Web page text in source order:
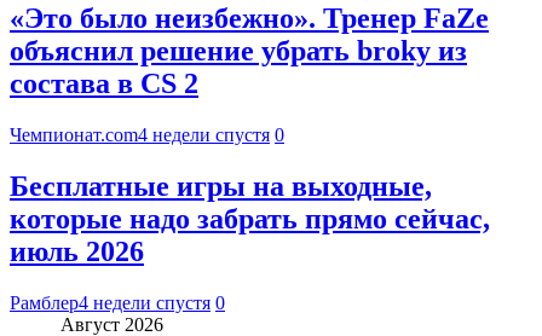
«Это было неизбежно». Тренер FaZe
объяснил решение убрать broky из
состава в CS 2
Чемпионат.com4 недели спустя 0
Бесплатные игры на выходные,
которые надо забрать прямо сейчас,
июль 2026
Рамблер4 недели спустя 0
Август 2026